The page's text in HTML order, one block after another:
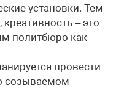
установки. Тем
– это
политбюро как
провести
созываемом